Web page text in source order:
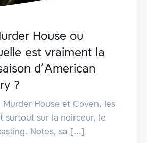
House ou
est vraiment la
d’American
?
Murder House et Coven, les
surtout sur la noirceur, le
Notes, sa [...]